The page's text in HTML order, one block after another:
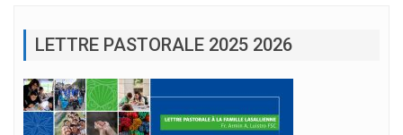
LETTRE PASTORALE 2025 2026